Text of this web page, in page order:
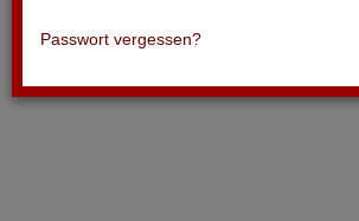
Passwort vergessen?